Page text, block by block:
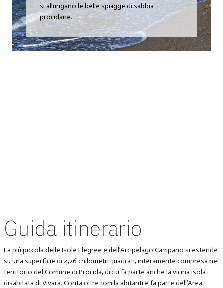
si allungano le belle spiagge di sabbia
procidane.
Guida itinerario
La più piccola delle Isole Flegree e dell’Arcipelago Campano si estende
su una superficie di 4,26 chilometri quadrati, interamente compresa nel
territorio del Comune di Procida, di cui fa parte anche la vicina isola
disabitata di Vivara. Conta oltre 10mila abitanti e fa parte dell’Area